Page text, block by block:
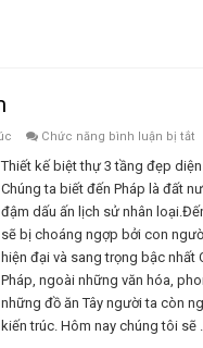
Chức năng bình luận bị tắtở
Thiết kế biệt thự 3 tầng đẹp
Chúng ta biết đến Pháp là đất
đậm dấu ấn lịch sử nhân
sẽ bị choáng ngợp bởi con
hiện đại và sang trọng bậc nhất
Pháp, ngoài những văn hóa,
những đồ ăn Tây người ta còn
kiến trúc. Hôm nay chúng tôi sẽ